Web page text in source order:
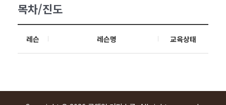
목차/진도
레슨 레슨명 교육상태